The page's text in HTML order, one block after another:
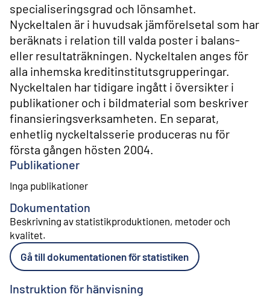
specialiseringsgrad och lönsamhet.
Nyckeltalen är i huvudsak jämförelsetal som har
beräknats i relation till valda poster i balans-
eller resultaträkningen. Nyckeltalen anges för
alla inhemska kreditinstitutsgrupperingar.
Nyckeltalen har tidigare ingått i översikter i
publikationer och i bildmaterial som beskriver
finansieringsverksamheten. En separat,
enhetlig nyckeltalsserie produceras nu för
första gången hösten 2004.
Publikationer
Inga publikationer
Dokumentation
Beskrivning av statistikproduktionen, metoder och
kvalitet.
Gå till dokumentationen för statistiken
Instruktion för hänvisning